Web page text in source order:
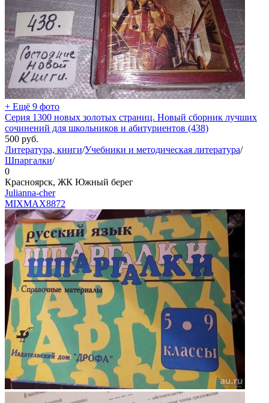
+ Ещё 9 фото
Серия 1300 новых золотых страниц. Новый сборник лучших
сочинений для школьников и абитуриентов (438)
500 руб.
Литература, книги/Учебники и методическая литература/
Шпаргалки/
0
Красноярск, ЖК Южный берег
Julianna-cher
MIXMAX8872